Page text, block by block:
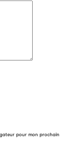
pour mon prochain
ouvert à tous les